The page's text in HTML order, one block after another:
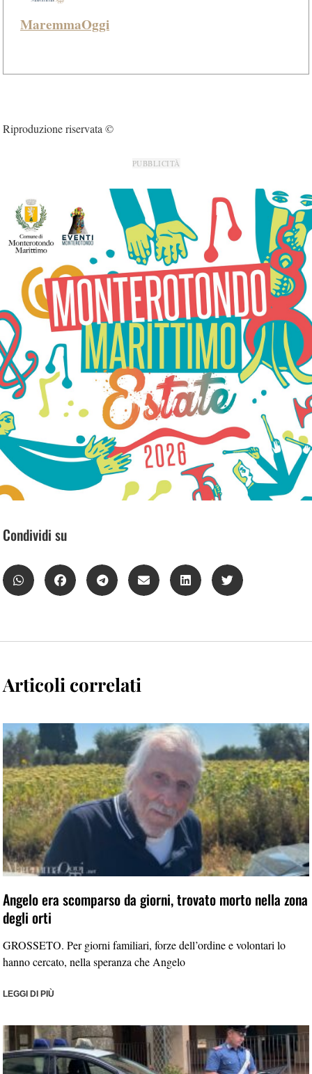
MaremmaOggi
Riproduzione riservata ©
PUBBLICITÀ
Condividi su
Articoli correlati
Angelo era scomparso da giorni, trovato morto nella zona
degli orti
GROSSETO. Per giorni familiari, forze dell’ordine e volontari lo
hanno cercato, nella speranza che Angelo
LEGGI DI PIÙ